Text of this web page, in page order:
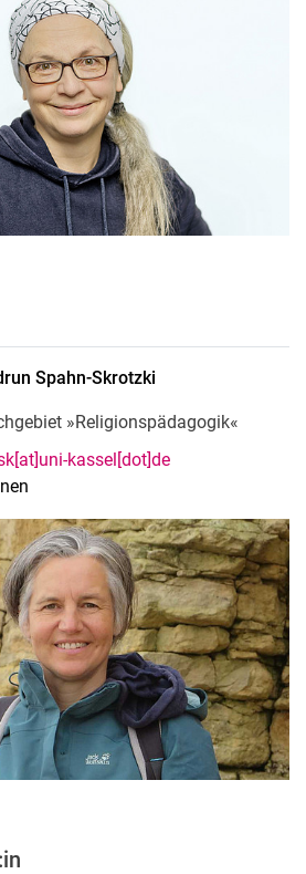
Spahn-Skrotzki
»Religionspädagogik«
kassel[dot]de